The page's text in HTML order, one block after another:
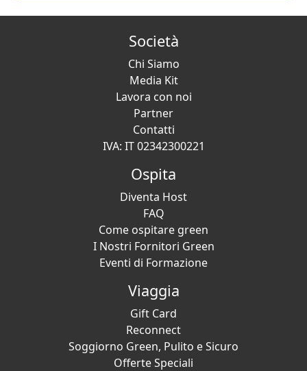
Società
Chi Siamo
Media Kit
Lavora con noi
Partner
Contatti
IVA: IT 02342300221
Ospita
Diventa Host
FAQ
Come ospitare green
I Nostri Fornitori Green
Eventi di Formazione
Viaggia
Gift Card
Reconnect
Soggiorno Green, Pulito e Sicuro
Offerte Speciali